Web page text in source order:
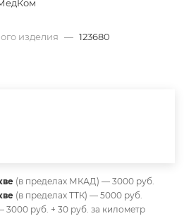
изделия — 123680
(в пределах МКАД) — 3000 руб.
(в пределах ТТК) — 5000 руб.
3000 руб. + 30 руб. за километр